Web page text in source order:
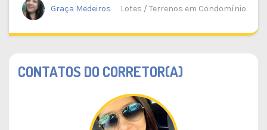
Graça Medeiros Lotes / Terrenos em Condomínio
CONTATOS DO CORRETOR(A)